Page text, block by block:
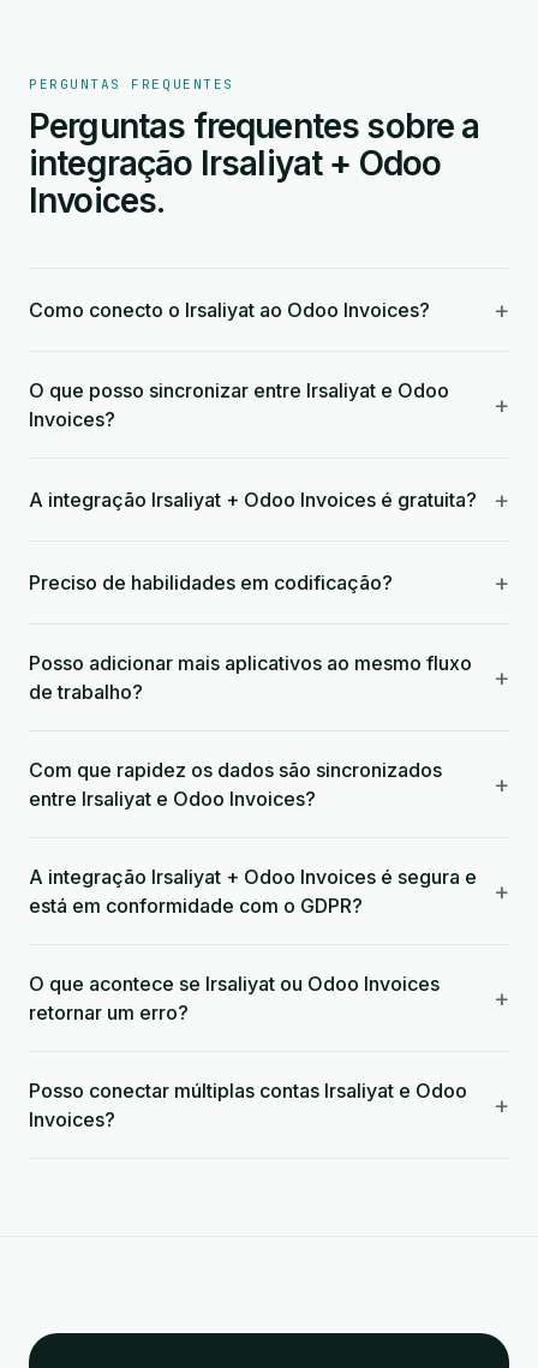
PERGUNTAS FREQUENTES
Perguntas frequentes sobre a
integração Irsaliyat + Odoo
Invoices.
Como conecto o Irsaliyat ao Odoo Invoices? +
O que posso sincronizar entre Irsaliyat e Odoo
Invoices?
+
A integração Irsaliyat + Odoo Invoices é gratuita? +
Preciso de habilidades em codificação? +
Posso adicionar mais aplicativos ao mesmo fluxo
de trabalho?
+
Com que rapidez os dados são sincronizados
entre Irsaliyat e Odoo Invoices?
+
A integração Irsaliyat + Odoo Invoices é segura e
está em conformidade com o GDPR?
+
O que acontece se Irsaliyat ou Odoo Invoices
retornar um erro?
+
Posso conectar múltiplas contas Irsaliyat e Odoo
Invoices?
+